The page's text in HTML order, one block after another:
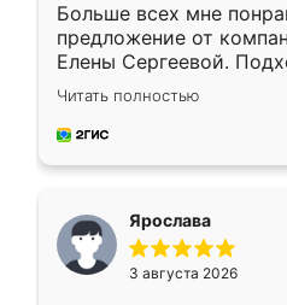
Больше всех мне
предложение от
Елены Сергеевой.
короткие сроки
для замера сотрудник
предложил по моему
Читать полностью
Ярослава
3 августа 2026